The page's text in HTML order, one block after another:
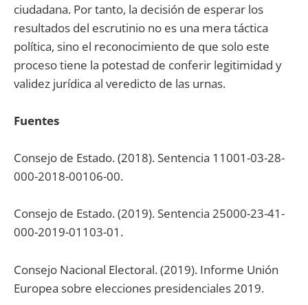
ciudadana. Por tanto, la decisión de esperar los
resultados del escrutinio no es una mera táctica
política, sino el reconocimiento de que solo este
proceso tiene la potestad de conferir legitimidad y
validez jurídica al veredicto de las urnas.
Fuentes
Consejo de Estado. (2018). Sentencia 11001-03-28-
000-2018-00106-00.
Consejo de Estado. (2019). Sentencia 25000-23-41-
000-2019-01103-01.
Consejo Nacional Electoral. (2019). Informe Unión
Europea sobre elecciones presidenciales 2019.